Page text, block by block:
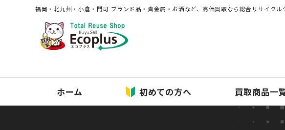
福岡・北九州・⼩倉・⾨司 ブランド品・貴⾦属・お酒など、⾼価買取なら総合リサイクル
ホーム 初めての方へ 買取商品一